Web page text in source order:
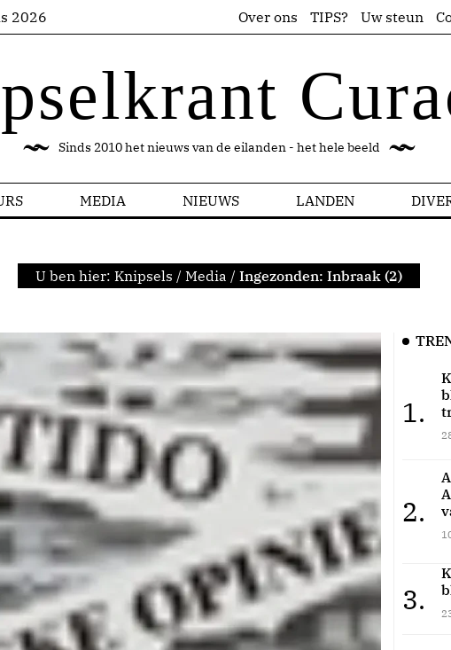
2026 Over ons TIPS? Uw steun
Sinds 2010 het nieuws van de eilanden - het hele beeld
MEDIA NIEUWS LANDEN
U ben hier: Knipsels / Media / Ingezonden: Inbraak (2)
1.
2.
3.